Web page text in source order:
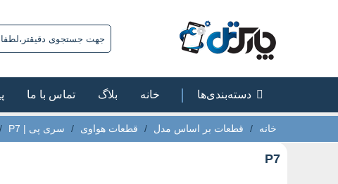
دسته‌بندی‌ها خانه بلاگ تماس با ما
خانه / قطعات بر اساس مدل / قطعات هواوی / سری پی | P / P7
P7